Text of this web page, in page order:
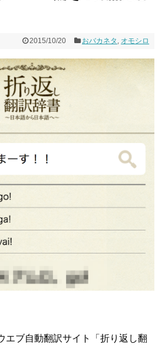
2015/10/20 おバカネタ オモシロ
エブ自動翻訳サイト「折り返し翻